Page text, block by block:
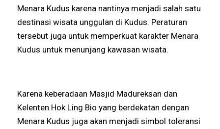
Menara Kudus karena nantinya menjadi salah satu
destinasi wisata unggulan di Kudus. Peraturan
tersebut juga untuk memperkuat karakter Menara
Kudus untuk menunjang kawasan wisata.
Karena keberadaan Masjid Madureksan dan
Kelenten Hok Ling Bio yang berdekatan dengan
Menara Kudus juga akan menjadi simbol toleransi